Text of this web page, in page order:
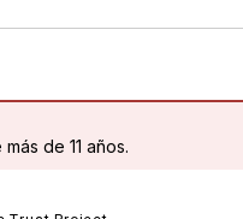
de 11 años.